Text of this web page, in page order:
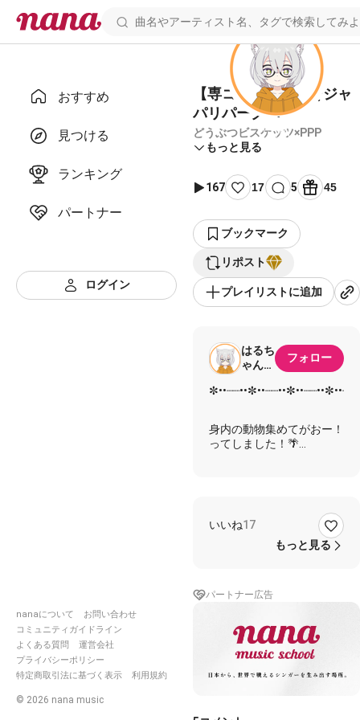
おすすめ
見つける
ランキング
パートナー
ログイン
nanaについて
お問い合わせ
コミュニティガイドライン
よくある質問
運営会社
プライバシーポリシー
特定商取引法に基づく表示
利用規約
© 2026 nana music
【専コラ】ようこそジャ
パリパークへ
どうぶつビスケッツ×PPP
もっと見る
167 17 5 45
ブックマーク
リポスト
プレイリストに追加
はるち
ゃん🍬
フォロー
身内の動物集めてがおー！
ってしました！🌴
🔽参加してくれたフレンズ
https://nana-
music.com/users/7588395
https://nana-
music.com/users/10161365
いいね17
もっと見る
パートナー広告